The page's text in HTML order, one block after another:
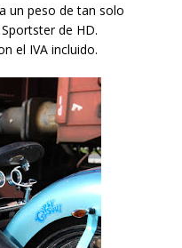
un peso de tan solo
de HD.
el IVA incluido.